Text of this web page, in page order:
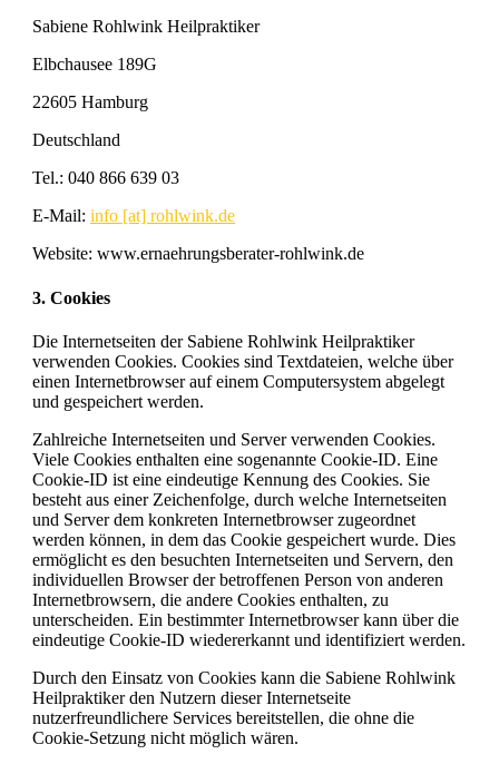
Sabiene Rohlwink Heilpraktiker
Elbchausee 189G
22605 Hamburg
Deutschland
Tel.: 040 866 639 03
E-Mail:info [at] rohlwink.de
Website: www.ernaehrungsberater-rohlwink.de
3. Cookies
Die Internetseiten der Sabiene Rohlwink Heilpraktiker
verwenden Cookies. Cookies sind Textdateien, welche über
einen Internetbrowser auf einem Computersystem abgelegt
und gespeichert werden.
Zahlreiche Internetseiten und Server verwenden Cookies.
Viele Cookies enthalten eine sogenannte Cookie-ID. Eine
Cookie-ID ist eine eindeutige Kennung des Cookies. Sie
besteht aus einer Zeichenfolge, durch welche Internetseiten
und Server dem konkreten Internetbrowser zugeordnet
werden können, in dem das Cookie gespeichert wurde. Dies
ermöglicht es den besuchten Internetseiten und Servern, den
individuellen Browser der betroffenen Person von anderen
Internetbrowsern, die andere Cookies enthalten, zu
unterscheiden. Ein bestimmter Internetbrowser kann über die
eindeutige Cookie-ID wiedererkannt und identifiziert werden.
Durch den Einsatz von Cookies kann die Sabiene Rohlwink
Heilpraktiker den Nutzern dieser Internetseite
nutzerfreundlichere Services bereitstellen, die ohne die
Cookie-Setzung nicht möglich wären.